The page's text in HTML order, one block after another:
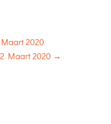
2020
Maart 2020 →